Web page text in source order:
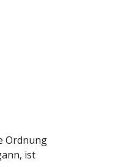
Ordnung
ist